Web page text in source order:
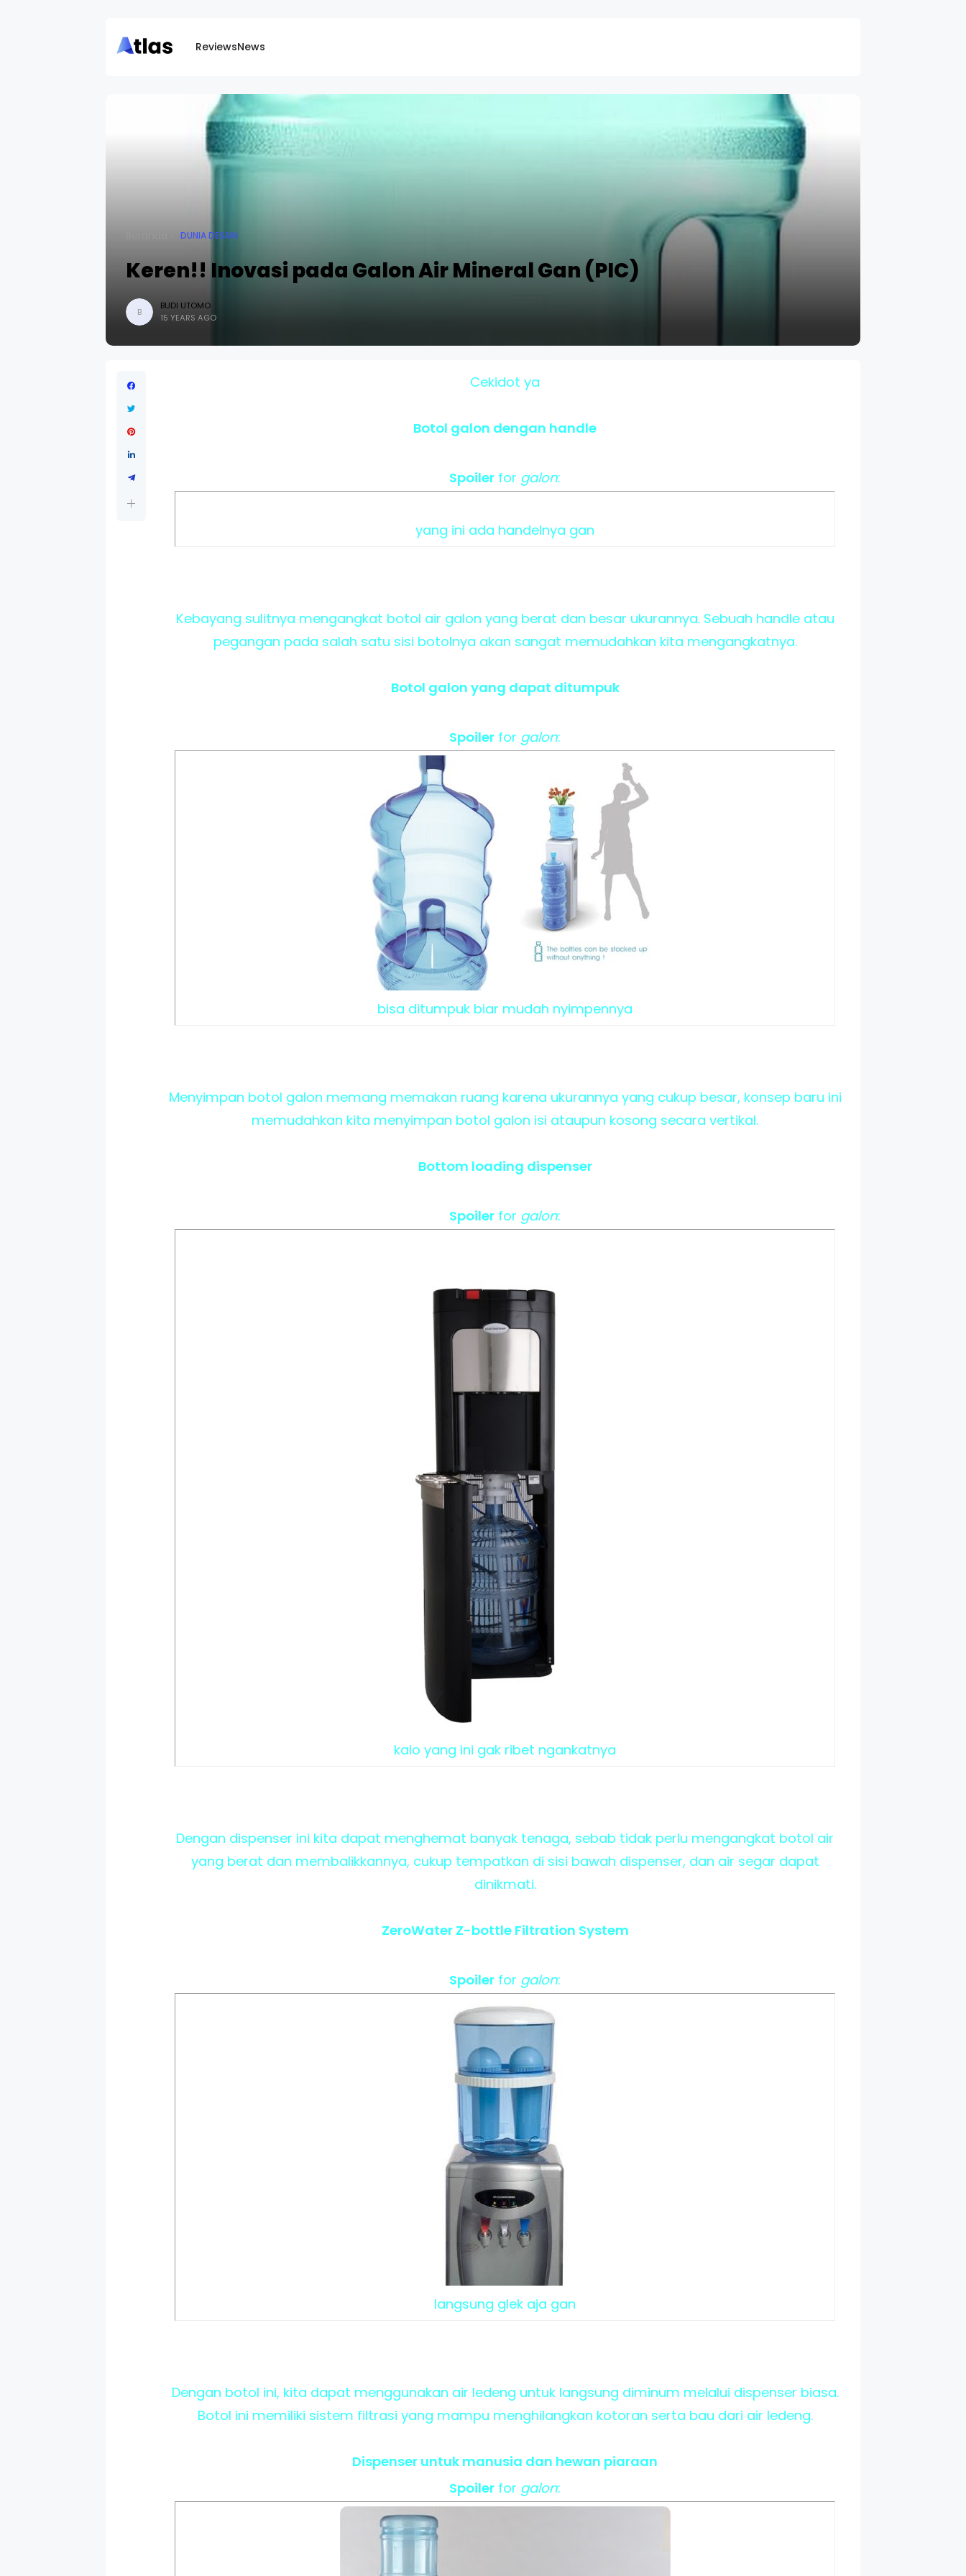
ReviewsNews
DUNIA DESAIN
Keren!! Inovasi pada Galon Air Mineral Gan (PIC)
B
BUDI UTOMO
15 YEARS AGO
Cekidot ya
Botol galon dengan handle
Spoiler for galon:
yang ini ada handelnya gan
Kebayang sulitnya mengangkat botol air galon yang berat dan besar ukurannya. Sebuah handle atau
pegangan pada salah satu sisi botolnya akan sangat memudahkan kita mengangkatnya.
Botol galon yang dapat ditumpuk
Spoiler for galon:
bisa ditumpuk biar mudah nyimpennya
Menyimpan botol galon memang memakan ruang karena ukurannya yang cukup besar, konsep baru ini
memudahkan kita menyimpan botol galon isi ataupun kosong secara vertikal.
Bottom loading dispenser
Spoiler for galon:
kalo yang ini gak ribet ngankatnya
Dengan dispenser ini kita dapat menghemat banyak tenaga, sebab tidak perlu mengangkat botol air
yang berat dan membalikkannya, cukup tempatkan di sisi bawah dispenser, dan air segar dapat
dinikmati.
ZeroWater Z-bottle Filtration System
Spoiler for galon:
langsung glek aja gan
Dengan botol ini, kita dapat menggunakan air ledeng untuk langsung diminum melalui dispenser biasa.
Botol ini memiliki sistem filtrasi yang mampu menghilangkan kotoran serta bau dari air ledeng.
Dispenser untuk manusia dan hewan piaraan
Spoiler for galon: